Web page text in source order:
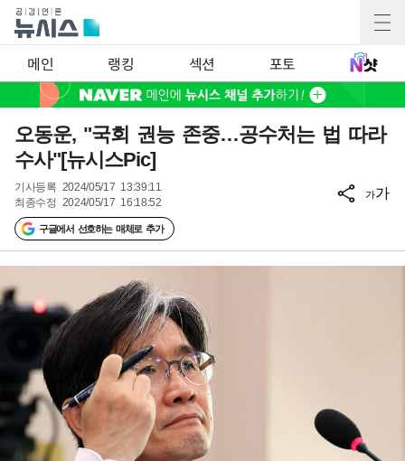
메인 랭킹 섹션 포토
오동운, "국회 권능 존중…공수처는 법 따라
수사"[뉴시스Pic]
기사등록 2024/05/17 13:39:11
최종수정 2024/05/17 16:18:52
구글에서 선호하는 매체로 추가
가가